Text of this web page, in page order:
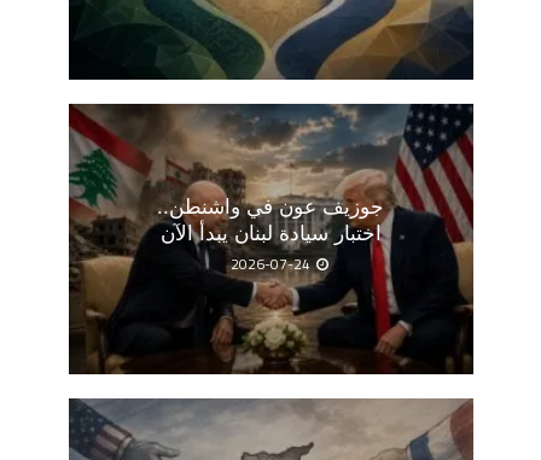
جوزيف عون في واشنطن..
اختبار سيادة لبنان يبدأ الآن
2026-07-24